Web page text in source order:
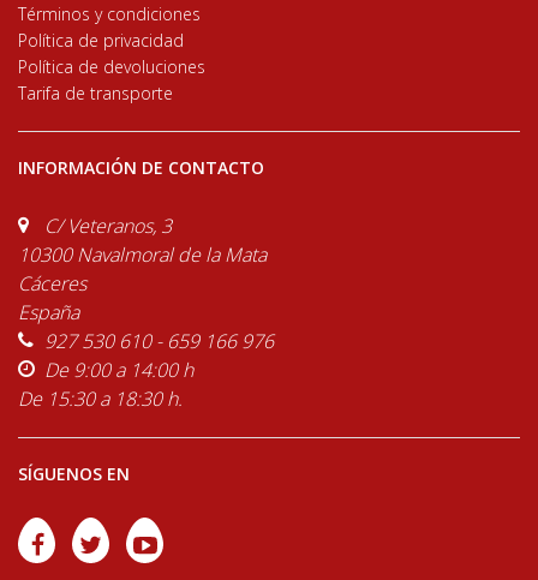
Términos y condiciones
Política de privacidad
Política de devoluciones
Tarifa de transporte
INFORMACIÓN DE CONTACTO
C/ Veteranos, 3
10300 Navalmoral de la Mata
Cáceres
España
927 530 610 - 659 166 976
De 9:00 a 14:00 h
De 15:30 a 18:30 h.
SÍGUENOS EN